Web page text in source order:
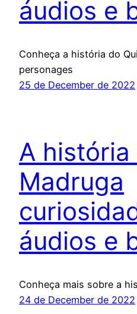
áudios e
Conheça a história do
personages
25 de December de 2022
A história
Madruga
áudios e
Conheça mais sobre a
24 de December de 2022